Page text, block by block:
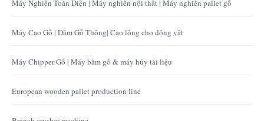
Máy Nghiền Toàn Diện | Máy nghiền nội thất | Máy nghiền pallet gỗ
Máy Cạo Gỗ | Dăm Gỗ Thông| Cạo lông cho động vật
Máy Chipper Gỗ | Máy băm gỗ & máy hủy tài liệu
European wooden pallet production line